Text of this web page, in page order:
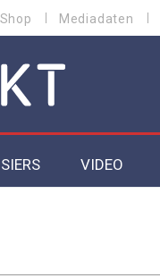
Shop Mediadaten
VIDEO